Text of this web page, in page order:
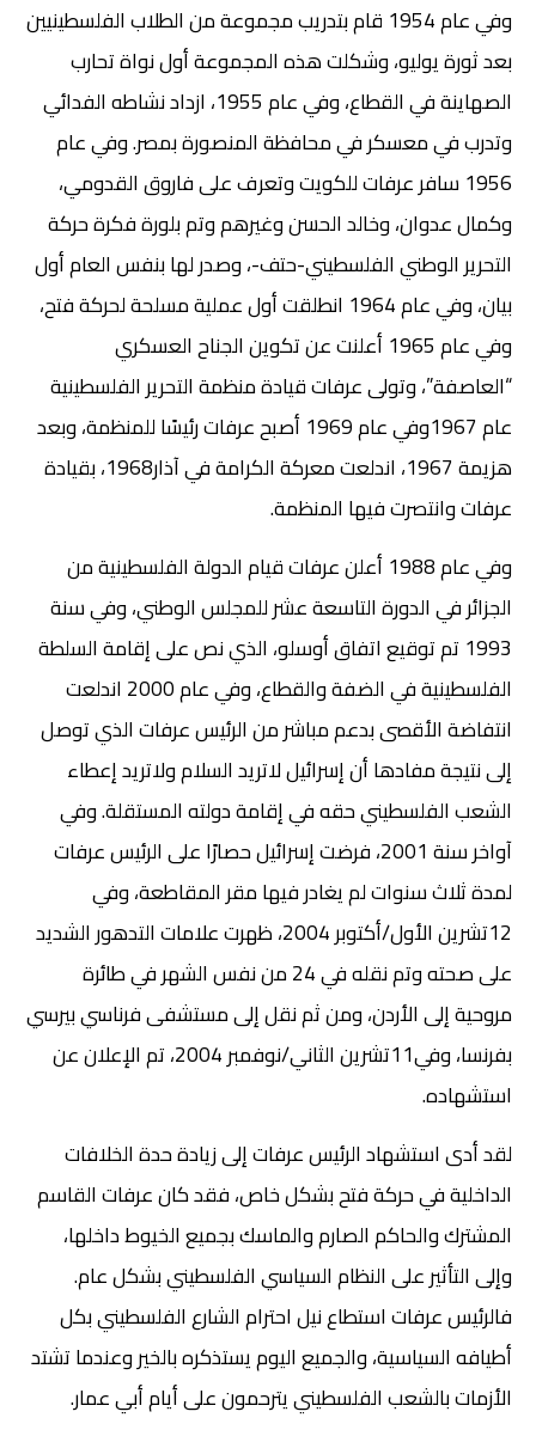
وفي عام 1954 قام بتدريب مجموعة من الطلاب الفلسطينيين
بعد ثورة يوليو، وشكلت هذه المجموعة أول نواة تحارب
الصهاينة في القطاع، وفي عام 1955، ازداد نشاطه الفدائي
وتدرب في معسكر في محافظة المنصورة بمصر. وفي عام
1956 سافر عرفات للكويت وتعرف على فاروق القدومي،
وكمال عدوان، وخالد الحسن وغيرهم وتم بلورة فكرة حركة
التحرير الوطني الفلسطيني-حتف-، وصدر لها بنفس العام أول
بيان، وفي عام 1964 انطلقت أول عملية مسلحة لحركة فتح،
وفي عام 1965 أعلنت عن تكوين الجناح العسكري
“العاصفة”، وتولى عرفات قيادة منظمة التحرير الفلسطينية
عام 1967وفي عام 1969 أصبح عرفات رئيسًا للمنظمة، وبعد
هزيمة 1967، اندلعت معركة الكرامة في آذار1968، بقيادة
عرفات وانتصرت فيها المنظمة.
وفي عام 1988 أعلن عرفات قيام الدولة الفلسطينية من
الجزائر في الدورة التاسعة عشر للمجلس الوطني، وفي سنة
1993 تم توقيع اتفاق أوسلو، الذي نص على إقامة السلطة
الفلسطينية في الضفة والقطاع، وفي عام 2000 اندلعت
انتفاضة الأقصى بدعم مباشر من الرئيس عرفات الذي توصل
إلى نتيجة مفادها أن إسرائيل لاتريد السلام ولاتريد إعطاء
الشعب الفلسطيني حقه في إقامة دولته المستقلة. وفي
آواخر سنة 2001، فرضت إسرائيل حصارًا على الرئيس عرفات
لمدة ثلاث سنوات لم يغادر فيها مقر المقاطعة، وفي
12تشرين الأول/أكتوبر 2004، ظهرت علامات التدهور الشديد
على صحته وتم نقله في 24 من نفس الشهر في طائرة
مروحية إلى الأردن، ومن ثم نقل إلى مستشفى فرناسي بيرسي
بفرنسا، وفي11تشرين الثاني/نوفمبر 2004، تم الإعلان عن
استشهاده.
لقد أدى استشهاد الرئيس عرفات إلى زيادة حدة الخلافات
الداخلية في حركة فتح بشكل خاص، فقد كان عرفات القاسم
المشترك والحاكم الصارم والماسك بجميع الخيوط داخلها،
وإلى التأثير على النظام السياسي الفلسطيني بشكل عام.
فالرئيس عرفات استطاع نيل احترام الشارع الفلسطيني بكل
أطيافه السياسية، والجميع اليوم يستذكره بالخير وعندما تشتد
الأزمات بالشعب الفلسطيني يترحمون على أيام أبي عمار.